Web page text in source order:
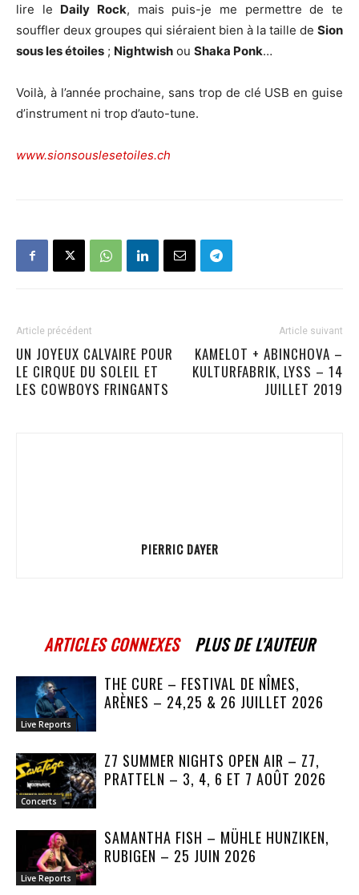
lire le Daily Rock, mais puis-je me permettre de te
souffler deux groupes qui siéraient bien à la taille de Sion
sous les étoiles ; Nightwish ou Shaka Ponk…
Voilà, à l’année prochaine, sans trop de clé USB en guise
d’instrument ni trop d’auto-tune.
www.sionsouslesetoiles.ch
Article précédent
UN JOYEUX CALVAIRE POUR
LE CIRQUE DU SOLEIL ET
LES COWBOYS FRINGANTS
Article suivant
KAMELOT + ABINCHOVA –
KULTURFABRIK, LYSS – 14
JUILLET 2019
PIERRIC DAYER
ARTICLES CONNEXES PLUS DE L'AUTEUR
Live Reports
THE CURE – FESTIVAL DE NÎMES,
ARÈNES – 24,25 & 26 JUILLET 2026
Concerts
Z7 SUMMER NIGHTS OPEN AIR – Z7,
PRATTELN – 3, 4, 6 ET 7 AOÛT 2026
Live Reports
SAMANTHA FISH – MÜHLE HUNZIKEN,
RUBIGEN – 25 JUIN 2026